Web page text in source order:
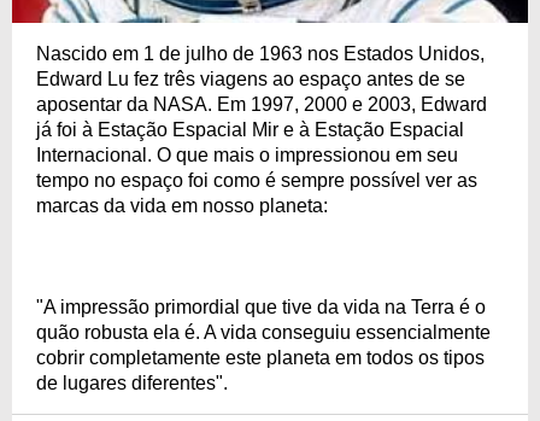
Nascido em 1 de julho de 1963 nos Estados Unidos,
Edward Lu fez três viagens ao espaço antes de se
aposentar da NASA. Em 1997, 2000 e 2003, Edward
já foi à Estação Espacial Mir e à Estação Espacial
Internacional. O que mais o impressionou em seu
tempo no espaço foi como é sempre possível ver as
marcas da vida em nosso planeta:
"A impressão primordial que tive da vida na Terra é o
quão robusta ela é. A vida conseguiu essencialmente
cobrir completamente este planeta em todos os tipos
de lugares diferentes".